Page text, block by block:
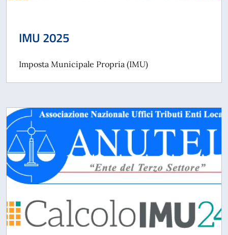
IMU 2025
Imposta Municipale Propria (IMU)